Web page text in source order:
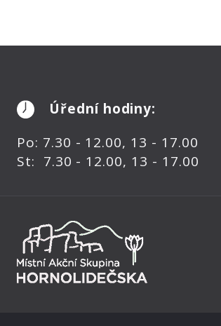
Úřední hodiny:
Po: 7.30 - 12.00, 13 - 17.00
St: 7.30 - 12.00, 13 - 17.00